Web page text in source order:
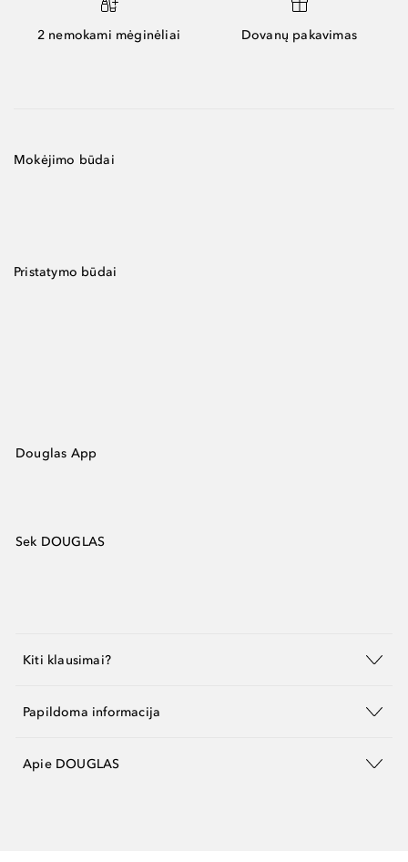
2 nemokami mėginėliai Dovanų pakavimas
Mokėjimo būdai
Pristatymo būdai
Douglas App
Sek DOUGLAS
Kiti klausimai?
Papildoma informacija
Apie DOUGLAS